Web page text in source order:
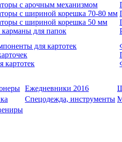
с арочным механизмом
с шириной корешка 70-80 мм
с шириной корешка 50 мм
для папок
для картотек
картотек
Ежедневники 2016
Спецодежда, инструменты